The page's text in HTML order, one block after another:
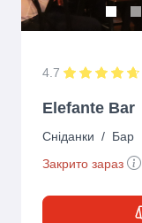
4.7
Elefante Bar
Сніданки / Бар
Закрито зараз